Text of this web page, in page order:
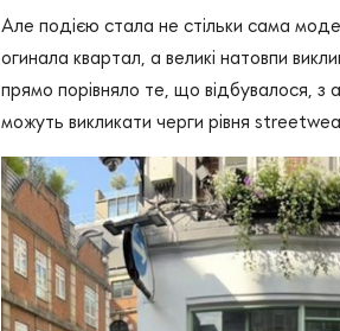
Але подією стала не стільки сама
огинала квартал, а великі натовпи
прямо порівняло те, що відбувалося, з
можуть викликати черги рівня